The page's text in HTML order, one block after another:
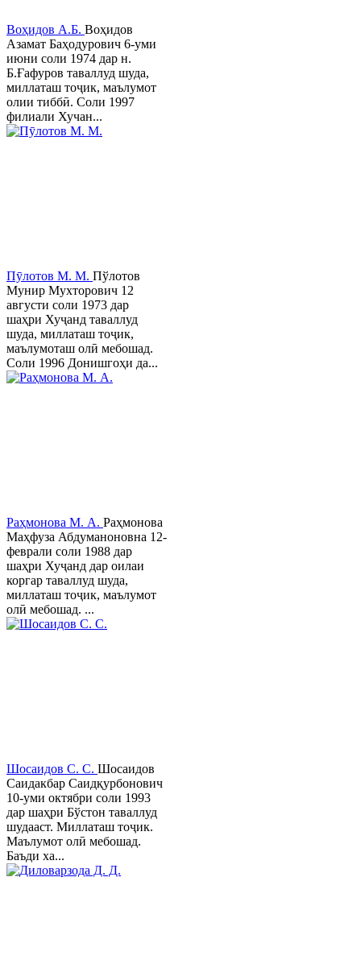
Воҳидов А.Б. Воҳидов
Азамат Баҳодурович 6-уми
июни соли 1974 дар н.
Б.Ғафуров таваллуд шуда,
миллаташ тоҷик, маълумот
олии тиббӣ. Соли 1997
филиали Хучан...
Пӯлотов М. М. Пўлотов
Мунир Мухторович 12
августи соли 1973 дар
шаҳри Хуҷанд таваллуд
шуда, миллаташ тоҷик,
маълумоташ олӣ мебошад.
Соли 1996 Донишгоҳи да...
Раҳмонова М. А. Раҳмонова
Маҳфуза Абдуманоновна 12-
феврали соли 1988 дар
шаҳри Хуҷанд дар оилаи
коргар таваллуд шуда,
миллаташ тоҷик, маълумот
олӣ мебошад. ...
Шосаидов С. С. Шосаидов
Саидакбар Саидқурбонович
10-уми октябри соли 1993
дар шаҳри Бўстон таваллуд
шудааст. Миллаташ тоҷик.
Маълумот олӣ мебошад.
Баъди ха...